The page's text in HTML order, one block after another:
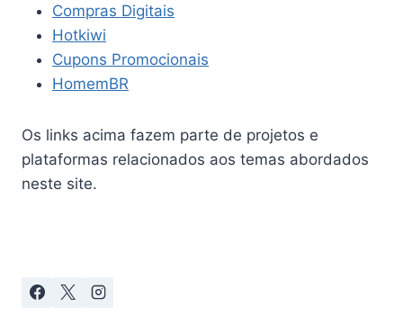
Compras Digitais
Hotkiwi
Cupons Promocionais
HomemBR
Os links acima fazem parte de projetos e
plataformas relacionados aos temas abordados
neste site.